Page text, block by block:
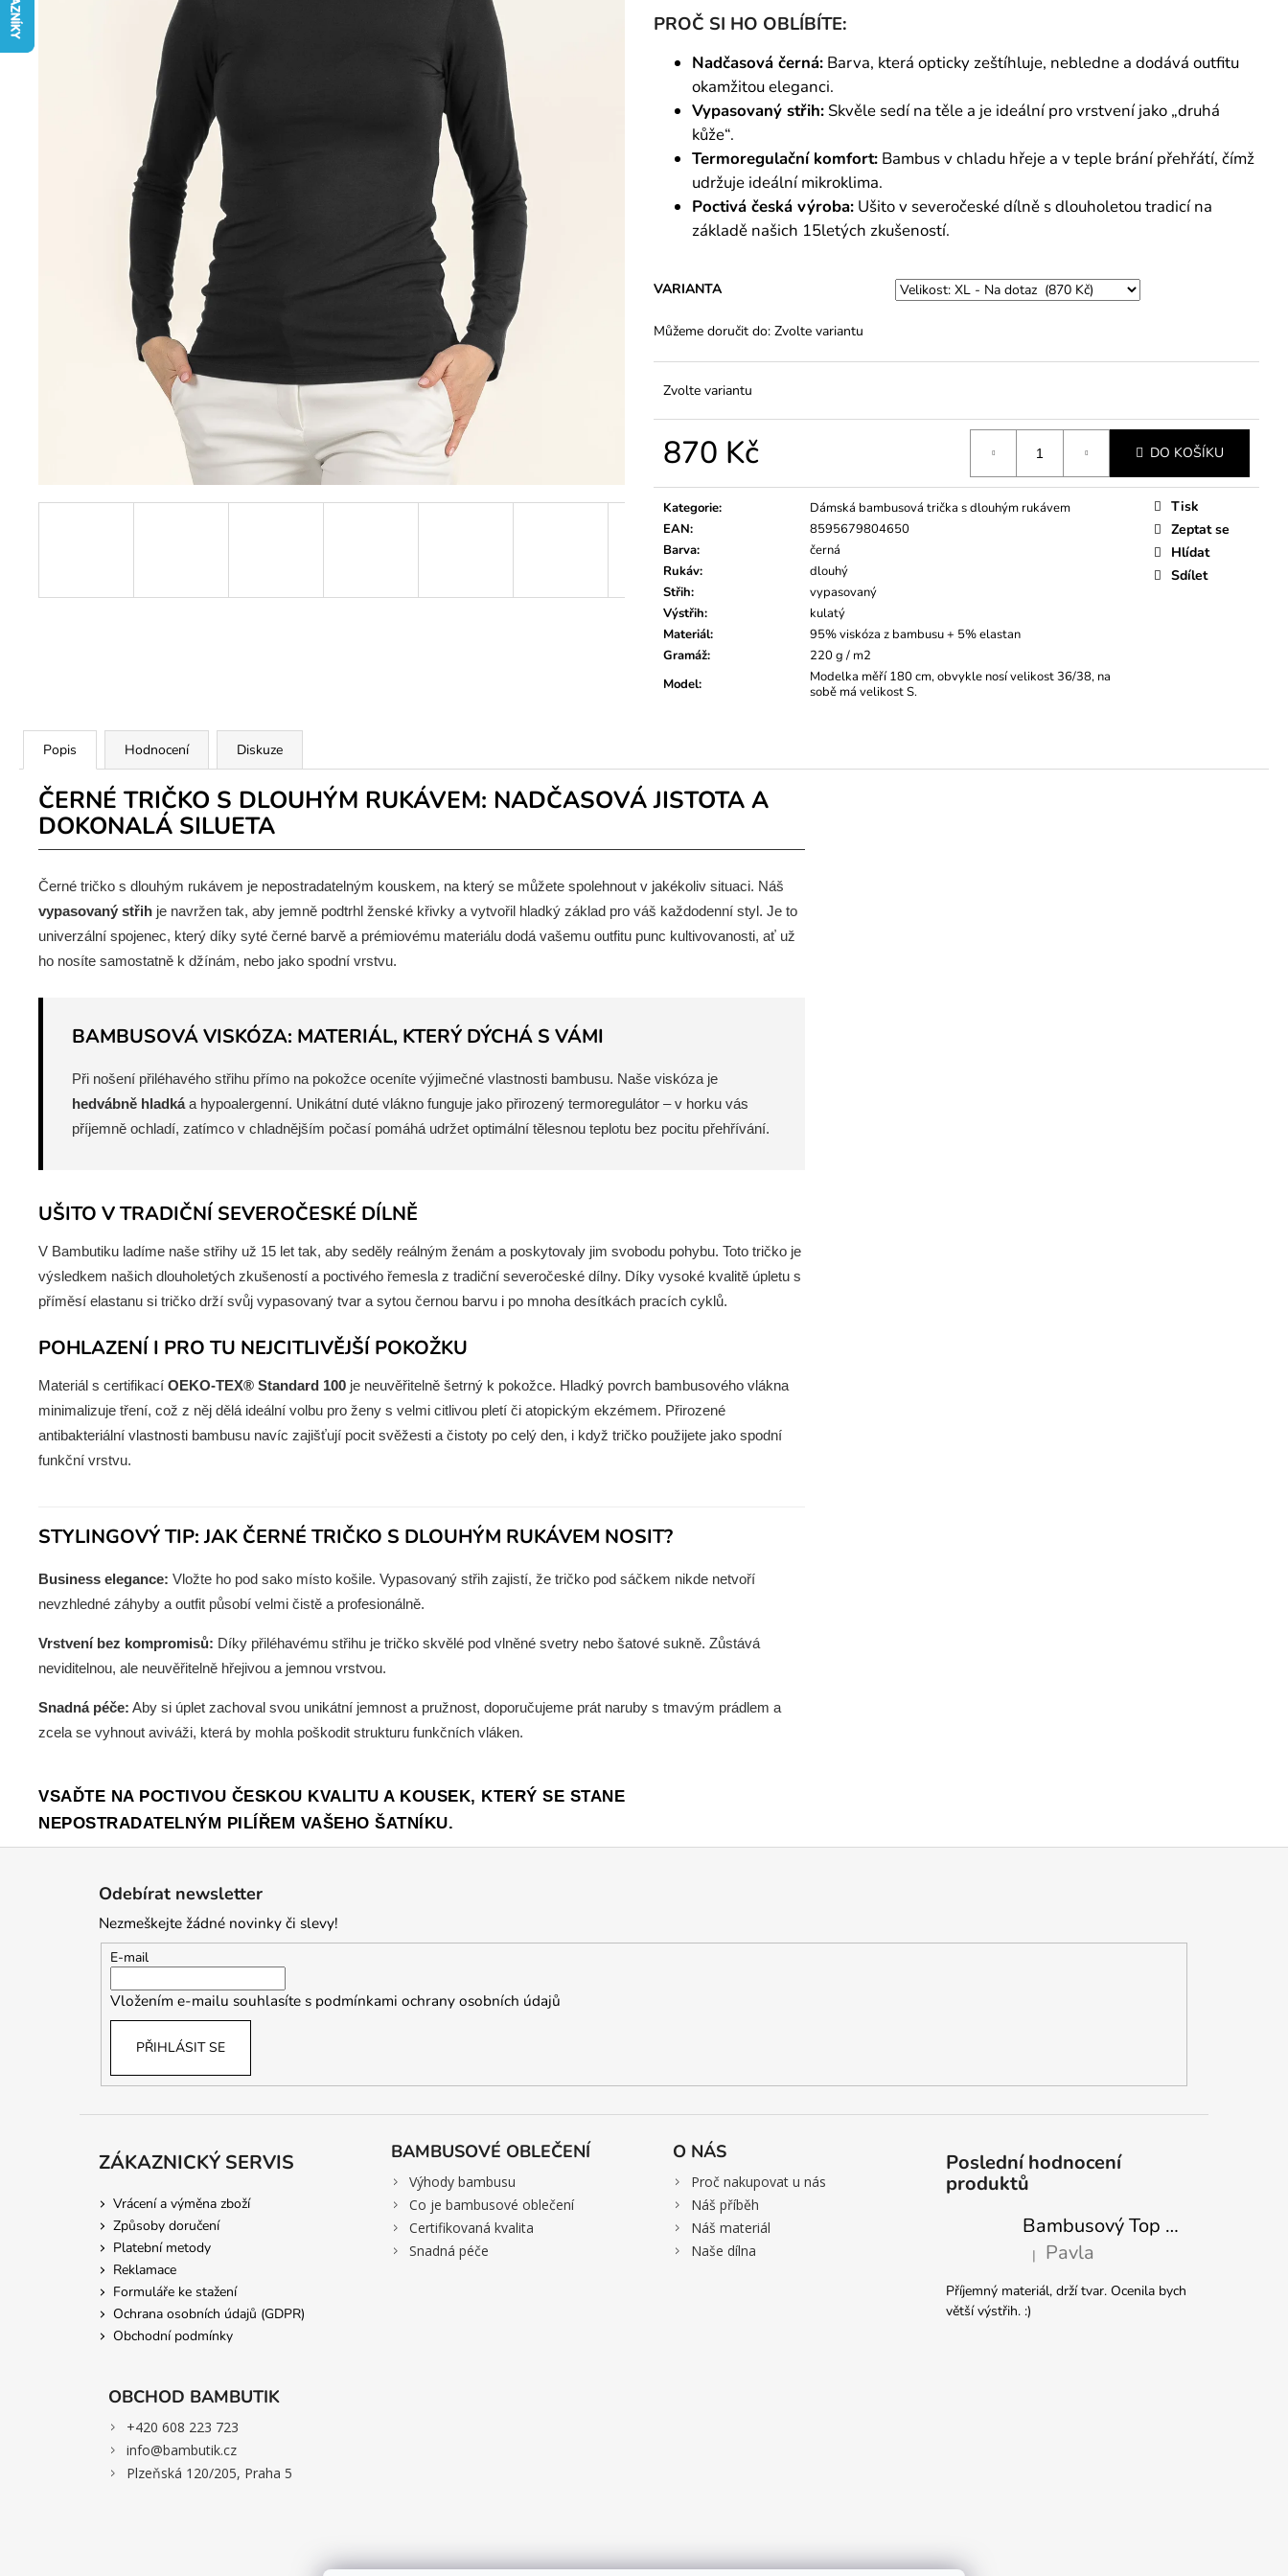
PROČ SI HO OBLÍBÍTE:
Nadčasová černá: Barva, která opticky zeštíhluje, nebledne a dodává outfitu
okamžitou eleganci.
Vypasovaný střih: Skvěle sedí na těle a je ideální pro vrstvení jako „druhá
kůže“.
Termoregulační komfort: Bambus v chladu hřeje a v teple brání přehřátí, čímž
udržuje ideální mikroklima.
Poctivá česká výroba: Ušito v severočeské dílně s dlouholetou tradicí na
základě našich 15letých zkušeností.
VARIANTA
Můžeme doručit do: Zvolte variantu
Zvolte variantu
870 Kč DO KOŠÍKU
Kategorie:
Dámská bambusová trička s dlouhým rukávem
EAN:
8595679804650
Barva:
černá
Rukáv:
dlouhý
Střih:
vypasovaný
Výstřih:
kulatý
Materiál:
95% viskóza z bambusu + 5% elastan
Gramáž:
220 g / m2
Model:
Modelka měří 180 cm, obvykle nosí velikost 36/38, na
sobě má velikost S.
Tisk
Zeptat se
Hlídat
Sdílet
Popis Hodnocení Diskuze
ČERNÉ TRIČKO S DLOUHÝM RUKÁVEM: NADČASOVÁ JISTOTA A
DOKONALÁ SILUETA
Černé tričko s dlouhým rukávem je nepostradatelným kouskem, na který se můžete spolehnout v jakékoliv situaci. Náš
vypasovaný střih je navržen tak, aby jemně podtrhl ženské křivky a vytvořil hladký základ pro váš každodenní styl. Je to
univerzální spojenec, který díky syté černé barvě a prémiovému materiálu dodá vašemu outfitu punc kultivovanosti, ať už
ho nosíte samostatně k džínám, nebo jako spodní vrstvu.
BAMBUSOVÁ VISKÓZA: MATERIÁL, KTERÝ DÝCHÁ S VÁMI
Při nošení přiléhavého střihu přímo na pokožce oceníte výjimečné vlastnosti bambusu. Naše viskóza je
hedvábně hladkáa hypoalergenní. Unikátní duté vlákno funguje jako přirozený termoregulátor – v horku vás
příjemně ochladí, zatímco v chladnějším počasí pomáhá udržet optimální tělesnou teplotu bez pocitu přehřívání.
UŠITO V TRADIČNÍ SEVEROČESKÉ DÍLNĚ
V Bambutiku ladíme naše střihy už 15 let tak, aby seděly reálným ženám a poskytovaly jim svobodu pohybu. Toto tričko je
výsledkem našich dlouholetých zkušeností a poctivého řemesla z tradiční severočeské dílny. Díky vysoké kvalitě úpletu s
příměsí elastanu si tričko drží svůj vypasovaný tvar a sytou černou barvu i po mnoha desítkách pracích cyklů.
POHLAZENÍ I PRO TU NEJCITLIVĚJŠÍ POKOŽKU
Materiál s certifikací OEKO-TEX® Standard 100 je neuvěřitelně šetrný k pokožce. Hladký povrch bambusového vlákna
minimalizuje tření, což z něj dělá ideální volbu pro ženy s velmi citlivou pletí či atopickým ekzémem. Přirozené
antibakteriální vlastnosti bambusu navíc zajišťují pocit svěžesti a čistoty po celý den, i když tričko použijete jako spodní
funkční vrstvu.
STYLINGOVÝ TIP: JAK ČERNÉ TRIČKO S DLOUHÝM RUKÁVEM NOSIT?
Business elegance: Vložte ho pod sako místo košile. Vypasovaný střih zajistí, že tričko pod sáčkem nikde netvoří
nevzhledné záhyby a outfit působí velmi čistě a profesionálně.
Vrstvení bez kompromisů: Díky přiléhavému střihu je tričko skvělé pod vlněné svetry nebo šatové sukně. Zůstává
neviditelnou, ale neuvěřitelně hřejivou a jemnou vrstvou.
Snadná péče: Aby si úplet zachoval svou unikátní jemnost a pružnost, doporučujeme prát naruby s tmavým prádlem a
zcela se vyhnout aviváži, která by mohla poškodit strukturu funkčních vláken.
VSAĎTE NA POCTIVOU ČESKOU KVALITU A KOUSEK, KTERÝ SE STANE
NEPOSTRADATELNÝM PILÍŘEM VAŠEHO ŠATNÍKU.
Odebírat newsletter
Nezmeškejte žádné novinky či slevy!
E-mail
Vložením e-mailu souhlasíte s podmínkami ochrany osobních údajů
PŘIHLÁSIT SE
ZÁKAZNICKÝ SERVIS
Vrácení a výměna zboží
Způsoby doručení
Platební metody
Reklamace
Formuláře ke stažení
Ochrana osobních údajů (GDPR)
Obchodní podmínky
BAMBUSOVÉ OBLEČENÍ
> Výhody bambusu
> Co je bambusové oblečení
> Certifikovaná kvalita
> Snadná péče
O NÁS
> Proč nakupovat u nás
> Náš příběh
> Náš materiál
> Naše dílna
Poslední hodnocení
produktů
Bambusový Top Netopýr Červený 3/4 Rukáv Volný Střih Dámský
Hodnocení produktu je 5 z 5 hvězdiček.
| Pavla
Příjemný materiál, drží tvar. Ocenila bych
větší výstřih. :)
OBCHOD BAMBUTIK
> +420 608 223 723
> info@bambutik.cz
> Plzeňská 120/205, Praha 5